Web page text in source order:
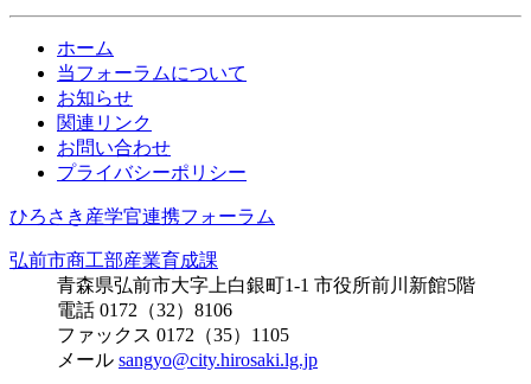
ホーム
当フォーラムについて
お知らせ
関連リンク
お問い合わせ
プライバシーポリシー
ひろさき産学官連携フォーラム
弘前市商工部産業育成課
青森県弘前市大字上白銀町1-1 市役所前川新館5階
電話 0172（32）8106
ファックス 0172（35）1105
メール sangyo@city.hirosaki.lg.jp